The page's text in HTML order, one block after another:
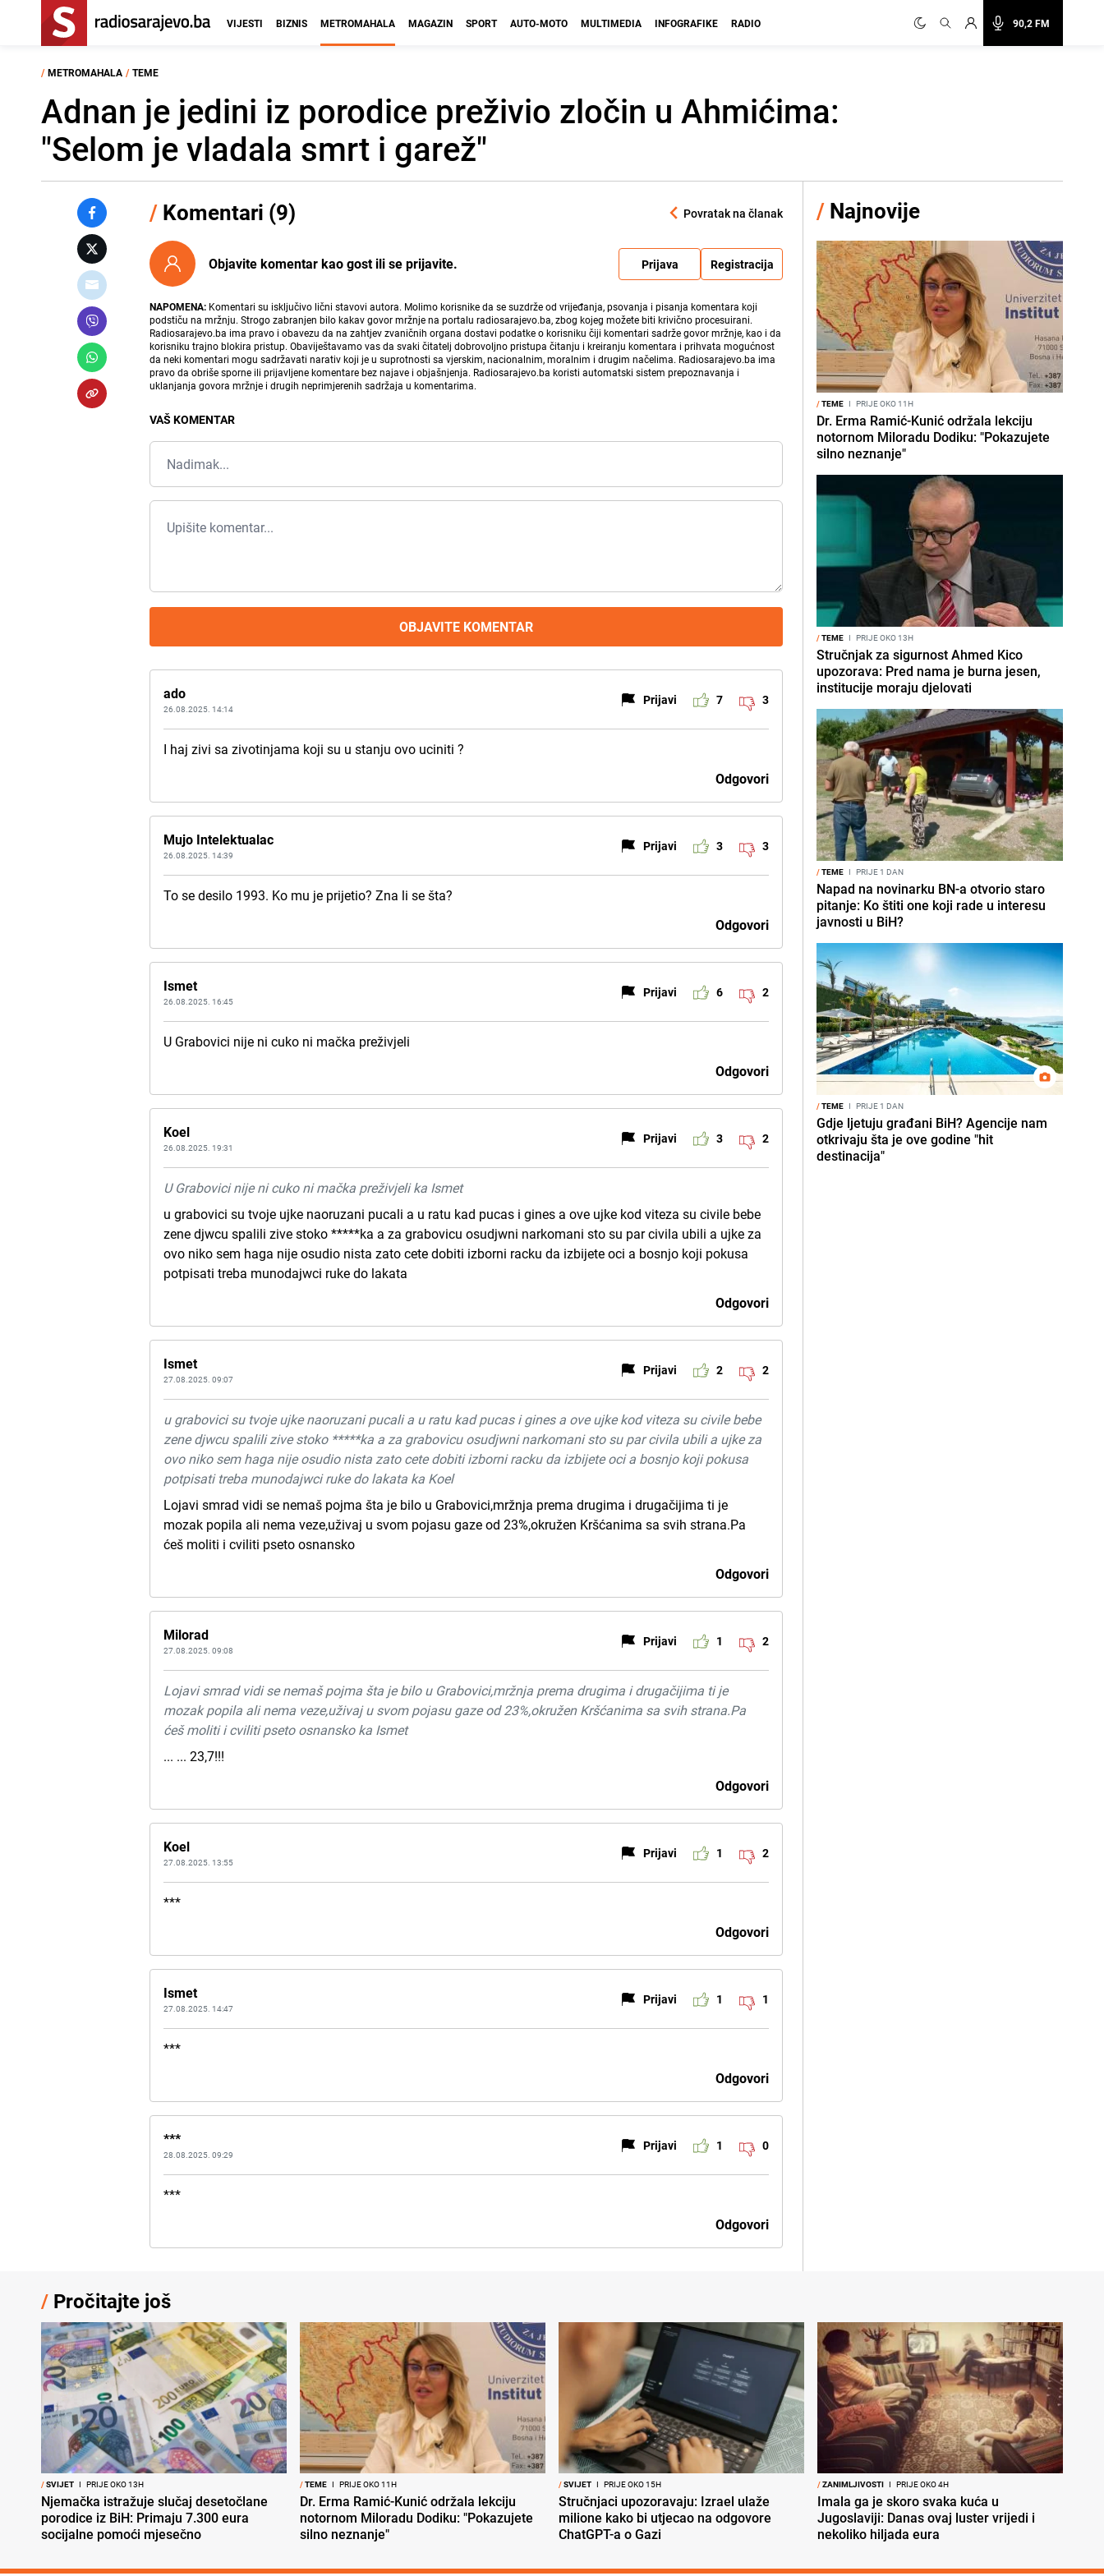
90,2 FM
VIJESTI BIZNIS METROMAHALA MAGAZIN SPORT AUTO-MOTO MULTIMEDIA INFOGRAFIKE RADIO
/ METROMAHALA / TEME
Adnan je jedini iz porodice preživio zločin u Ahmićima:
"Selom je vladala smrt i garež"
/ Komentari (9) Povratak na članak
Objavite komentar kao gost ili se prijavite. Prijava Registracija
NAPOMENA: Komentari su isključivo lični stavovi autora. Molimo korisnike da se suzdrže od vrijeđanja, psovanja i pisanja komentara koji
podstiču na mržnju. Strogo zabranjen bilo kakav govor mržnje na portalu radiosarajevo.ba, zbog kojeg možete biti krivično procesuirani.
Radiosarajevo.ba ima pravo i obavezu da na zahtjev zvaničnih organa dostavi podatke o korisniku čiji komentari sadrže govor mržnje, kao i da
korisniku trajno blokira pristup. Obaviještavamo vas da svaki čitatelj dobrovoljno pristupa čitanju i kreiranju komentara i prihvata mogućnost
da neki komentari mogu sadržavati narativ koji je u suprotnosti sa vjerskim, nacionalnim, moralnim i drugim načelima. Radiosarajevo.ba ima
pravo da obriše sporne ili prijavljene komentare bez najave i objašnjenja. Radiosarajevo.ba koristi automatski sistem prepoznavanja i
uklanjanja govora mržnje i drugih neprimjerenih sadržaja u komentarima.
VAŠ KOMENTAR
OBJAVITE KOMENTAR
ado
26.08.2025. 14:14
Prijavi 7 3
I haj zivi sa zivotinjama koji su u stanju ovo uciniti ?
Odgovori
Mujo Intelektualac
26.08.2025. 14:39
Prijavi 3 3
To se desilo 1993. Ko mu je prijetio? Zna li se šta?
Odgovori
Ismet
26.08.2025. 16:45
Prijavi 6 2
U Grabovici nije ni cuko ni mačka preživjeli
Odgovori
Koel
26.08.2025. 19:31
Prijavi 3 2
U Grabovici nije ni cuko ni mačka preživjeli ka Ismet
u grabovici su tvoje ujke naoruzani pucali a u ratu kad pucas i gines a ove ujke kod viteza su civile bebe
zene djwcu spalili zive stoko *****ka a za grabovicu osudjwni narkomani sto su par civila ubili a ujke za
ovo niko sem haga nije osudio nista zato cete dobiti izborni racku da izbijete oci a bosnjo koji pokusa
potpisati treba munodajwci ruke do lakata
Odgovori
Ismet
27.08.2025. 09:07
Prijavi 2 2
u grabovici su tvoje ujke naoruzani pucali a u ratu kad pucas i gines a ove ujke kod viteza su civile bebe
zene djwcu spalili zive stoko *****ka a za grabovicu osudjwni narkomani sto su par civila ubili a ujke za
ovo niko sem haga nije osudio nista zato cete dobiti izborni racku da izbijete oci a bosnjo koji pokusa
potpisati treba munodajwci ruke do lakata ka Koel
Lojavi smrad vidi se nemaš pojma šta je bilo u Grabovici,mržnja prema drugima i drugačijima ti je
mozak popila ali nema veze,uživaj u svom pojasu gaze od 23%,okružen Kršćanima sa svih strana.Pa
ćeš moliti i cviliti pseto osnansko
Odgovori
Milorad
27.08.2025. 09:08
Prijavi 1 2
Lojavi smrad vidi se nemaš pojma šta je bilo u Grabovici,mržnja prema drugima i drugačijima ti je
mozak popila ali nema veze,uživaj u svom pojasu gaze od 23%,okružen Kršćanima sa svih strana.Pa
ćeš moliti i cviliti pseto osnansko ka Ismet
... ... 23,7!!!
Odgovori
Koel
27.08.2025. 13:55
Prijavi 1 2
***
Odgovori
Ismet
27.08.2025. 14:47
Prijavi 1 1
***
Odgovori
***
28.08.2025. 09:29
Prijavi 1 0
***
Odgovori
/ Najnovije
/TEME I PRIJE OKO 11H
Dr. Erma Ramić-Kunić održala lekciju
notornom Miloradu Dodiku: "Pokazujete
silno neznanje"
/TEME I PRIJE OKO 13H
Stručnjak za sigurnost Ahmed Kico
upozorava: Pred nama je burna jesen,
institucije moraju djelovati
/TEME I PRIJE 1 DAN
Napad na novinarku BN-a otvorio staro
pitanje: Ko štiti one koji rade u interesu
javnosti u BiH?
/TEME I PRIJE 1 DAN
Gdje ljetuju građani BiH? Agencije nam
otkrivaju šta je ove godine "hit
destinacija"
/ Pročitajte još
/SVIJET I PRIJE OKO 13H
Njemačka istražuje slučaj desetočlane
porodice iz BiH: Primaju 7.300 eura
socijalne pomoći mjesečno
/TEME I PRIJE OKO 11H
Dr. Erma Ramić-Kunić održala lekciju
notornom Miloradu Dodiku: "Pokazujete
silno neznanje"
/SVIJET I PRIJE OKO 15H
Stručnjaci upozoravaju: Izrael ulaže
milione kako bi utjecao na odgovore
ChatGPT-a o Gazi
/ZANIMLJIVOSTI I PRIJE OKO 4H
Imala ga je skoro svaka kuća u
Jugoslaviji: Danas ovaj luster vrijedi i
nekoliko hiljada eura